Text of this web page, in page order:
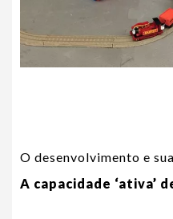
O desenvolvimento e
A capacidade ‘ativa’